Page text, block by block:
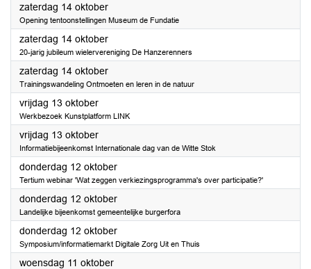
zaterdag 14 oktober2023
Opening tentoonstellingen Museum de Fundatie
zaterdag 14 oktober2023
20-jarig jubileum wielervereniging De Hanzerenners
zaterdag 14 oktober2023
Trainingswandeling Ontmoeten en leren in de natuur
vrijdag 13 oktober2023
Werkbezoek Kunstplatform LINK
vrijdag 13 oktober2023
Informatiebijeenkomst Internationale dag van de Witte Stok
donderdag 12 oktober2023
Tertium webinar 'Wat zeggen verkiezingsprogramma's over participatie?'
donderdag 12 oktober2023
Landelijke bijeenkomst gemeentelijke burgerfora
donderdag 12 oktober2023
Symposium/informatiemarkt Digitale Zorg Uit en Thuis
woensdag 11 oktober2023